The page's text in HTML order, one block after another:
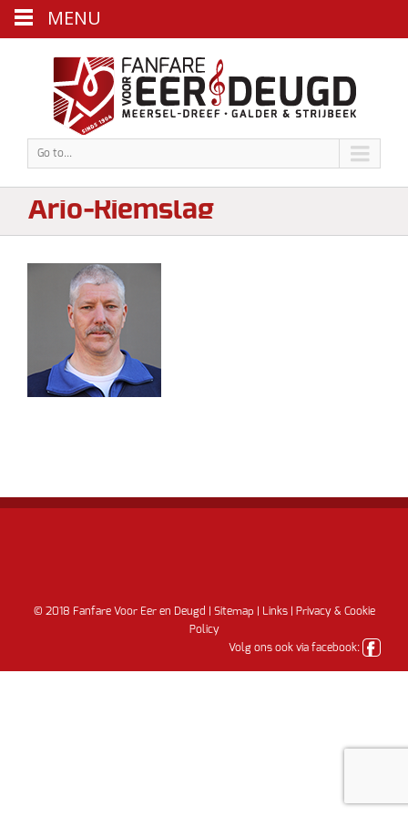
Go to...
Arjo-Riemslag
© 2018 Fanfare Voor Eer en Deugd | Sitemap Links|
Privacy & Cookie
Policy
Volg ons ook via facebook:
MENU